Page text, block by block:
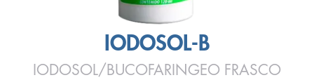
IODOSOL-B
IODOSOL/BUCOFARINGEO FRASCO